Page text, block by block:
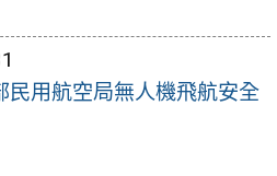
民用航空局無人機飛航安全